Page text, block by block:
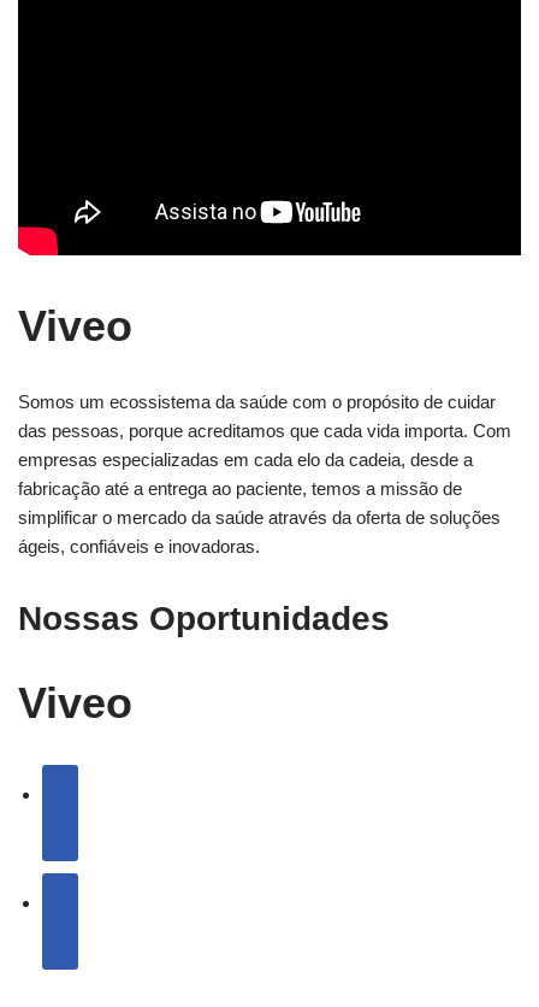
Viveo
Somos um ecossistema da saúde com o propósito de cuidar
das pessoas, porque acreditamos que cada vida importa. Com
empresas especializadas em cada elo da cadeia, desde a
fabricação até a entrega ao paciente, temos a missão de
simplificar o mercado da saúde através da oferta de soluções
ágeis, confiáveis e inovadoras.
Nossas Oportunidades
Viveo